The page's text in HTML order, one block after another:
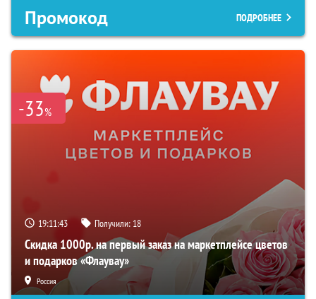
Промокод ПОДРОБНЕЕ
-33%
19:11:42 Получили: 18
Скидка 1000р. на первый заказ на маркетплейсе цветов
и подарков «Флаувау»
Россия